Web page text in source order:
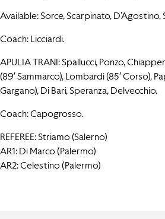
Available: Sorce, Scarpinato, D’Agostino,
Coach: Licciardi.
APULIA TRANI: Spallucci, Ponzo,
(89′ Sammarco), Lombardi (85′ Corso),
Gargano), Di Bari, Speranza, Delvecchio.
Coach: Capogrosso.
REFEREE: Striamo (Salerno)
AR1: Di Marco (Palermo)
AR2: Celestino (Palermo)